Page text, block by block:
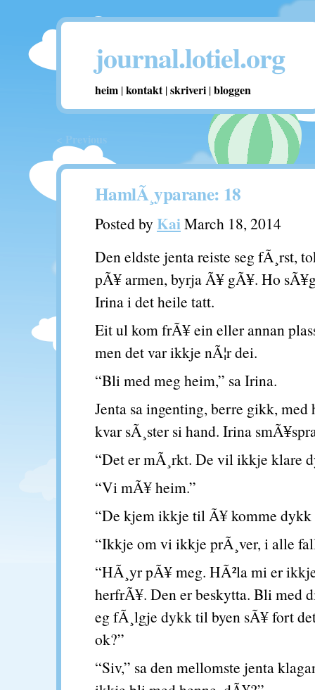
journal.lotiel.org
heim |kontakt|skriveri |bloggen
HamlÃ¸yparane: 18
Posted by KaiMarch 18, 2014
Den eldste jenta reiste seg fÃ¸rst,
pÃ¥ armen, byrja Ã¥ gÃ¥. Ho
Irina i det heile tatt.
Eit ul kom frÃ¥ ein eller annan
men det var ikkje nÃ¦r dei.
“Bli med meg heim,” sa Irina.
Jenta sa ingenting, berre gikk, med
kvar sÃ¸ster si hand. Irina
“Det er mÃ¸rkt. De vil ikkje klare
“Vi mÃ¥ heim.”
“De kjem ikkje til Ã¥ komme
“Ikkje om vi ikkje prÃ¸ver, i alle
“HÃ¸yr pÃ¥ meg. HÃ²la mi er
herfrÃ¥. Den er beskytta. Bli med
eg fÃ¸lgje dykk til byen sÃ¥ fort
ok?”
“Siv,” sa den mellomste jenta